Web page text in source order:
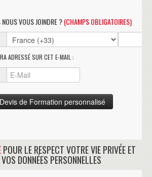
VOUS JOINDRE ?(CHAMPS OBLIGATOIRES)
ADRESSÉ SUR CET E-MAIL :
POUR LE RESPECT VOTRE VIE PRIVÉE ET
DONNÉES PERSONNELLES